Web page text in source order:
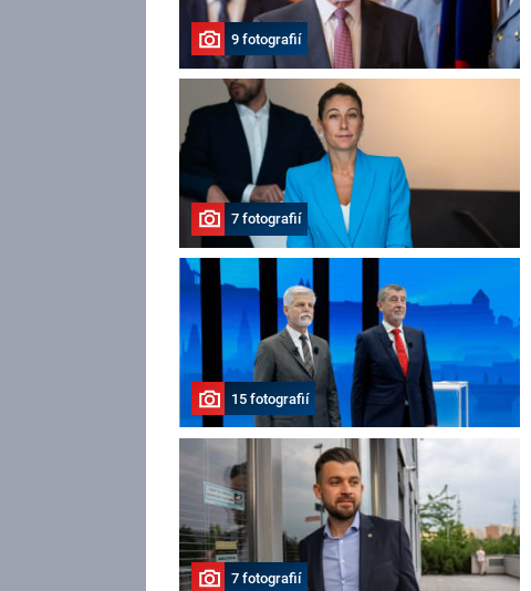
9 fotografií
7 fotografií
15 fotografií
7 fotografií